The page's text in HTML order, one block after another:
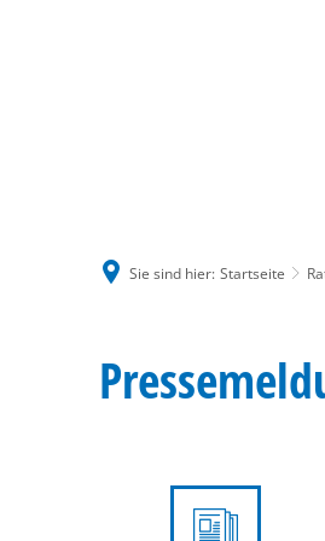
Sie sind hier: Startseite